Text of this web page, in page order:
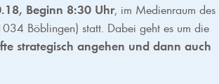
Beginn 8:30 Uhr, im Medienraum des
Böblingen) statt. Dabei geht es um die
strategisch angehen und dann auch